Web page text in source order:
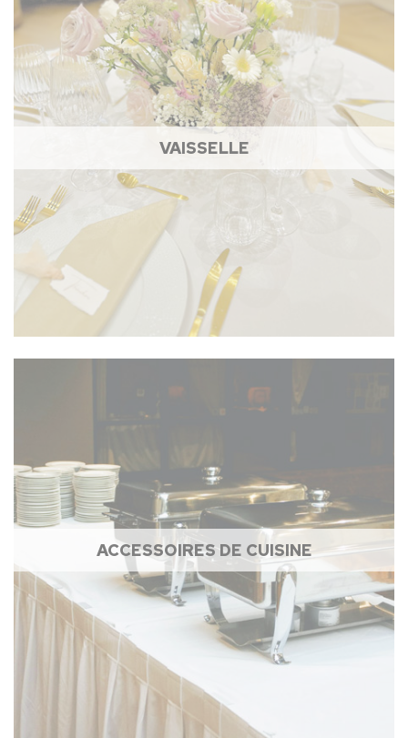
VAISSELLE
ACCESSOIRES DE CUISINE